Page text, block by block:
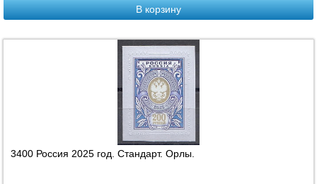
В корзину
3400 Россия 2025 год. Стандарт. Орлы.